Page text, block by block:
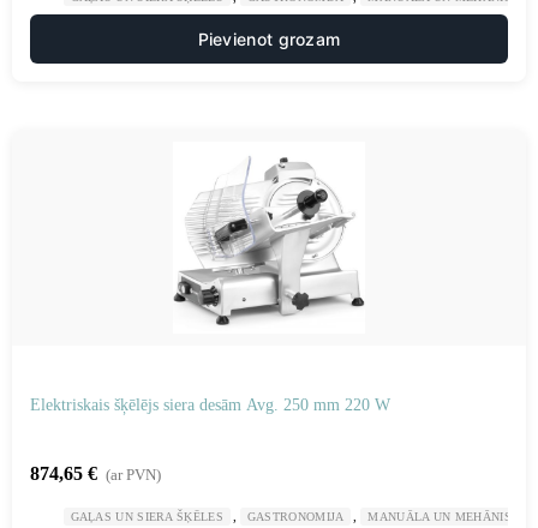
Pievienot grozam
Elektriskais šķēlējs siera desām Avg. 250 mm 220 W
874,65 € (ar PVN)
GAĻAS UN SIERA ŠĶĒLES GASTRONOMIJA MANUĀLA UN MEHĀNISKA